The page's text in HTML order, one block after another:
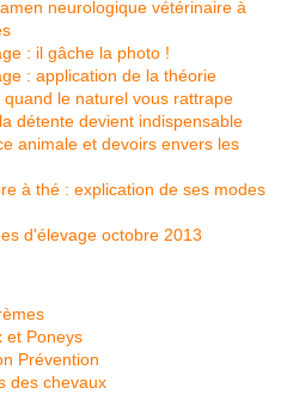
neurologique vétérinaire à
: il gâche la photo !
: application de la théorie
le naturel vous rattrape
détente devient indispensable
animale et devoirs envers les
à thé : explication de ses modes
d'élevage octobre 2013
et Poneys
Prévention
des chevaux